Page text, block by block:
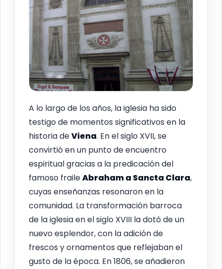
A lo largo de los años, la iglesia ha sido
testigo de momentos significativos en la
historia deViena. En el siglo XVII, se
convirtió en un punto de encuentro
espiritual gracias a la predicación del
famoso fraileAbraham a Sancta Clara,
cuyas enseñanzas resonaron en la
comunidad. La transformación barroca
de la iglesia en el siglo XVIII la dotó de un
nuevo esplendor, con la adición de
frescos y ornamentos que reflejaban el
gusto de la época. En 1806, se añadieron